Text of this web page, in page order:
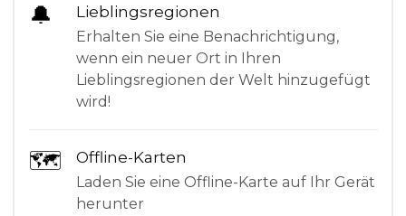
🔔 Lieblingsregionen
Erhalten Sie eine Benachrichtigung,
wenn ein neuer Ort in Ihren
Lieblingsregionen der Welt hinzugefügt
wird!
🗺 Offline-Karten
Laden Sie eine Offline-Karte auf Ihr Gerät
herunter